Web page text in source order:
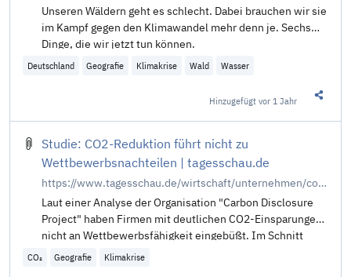
Unseren Wäldern geht es schlecht. Dabei brauchen wir sie
im Kampf gegen den Klimawandel mehr denn je. Sechs
Dinge, die wir jetzt tun können.
Deutschland Geografie Klimakrise Wald Wasser
Hinzugefügtvor 1 Jahr
Studie: CO2-Reduktion führt nicht zu
Wettbewerbsnachteilen | tagesschau.de
https://www.tagesschau.de/wirtschaft/unternehmen/co2-einsparung-unternehmen-kein-wettbewerbsnachteil-100.html
Laut einer Analyse der Organisation "Carbon Disclosure
Project" haben Firmen mit deutlichen CO2-Einsparungen
nicht an Wettbewerbsfähigkeit eingebüßt. Im Schnitt
seien die Umsätze sogar um acht Prozent gestiegen.
CO₂ Geografie Klimakrise